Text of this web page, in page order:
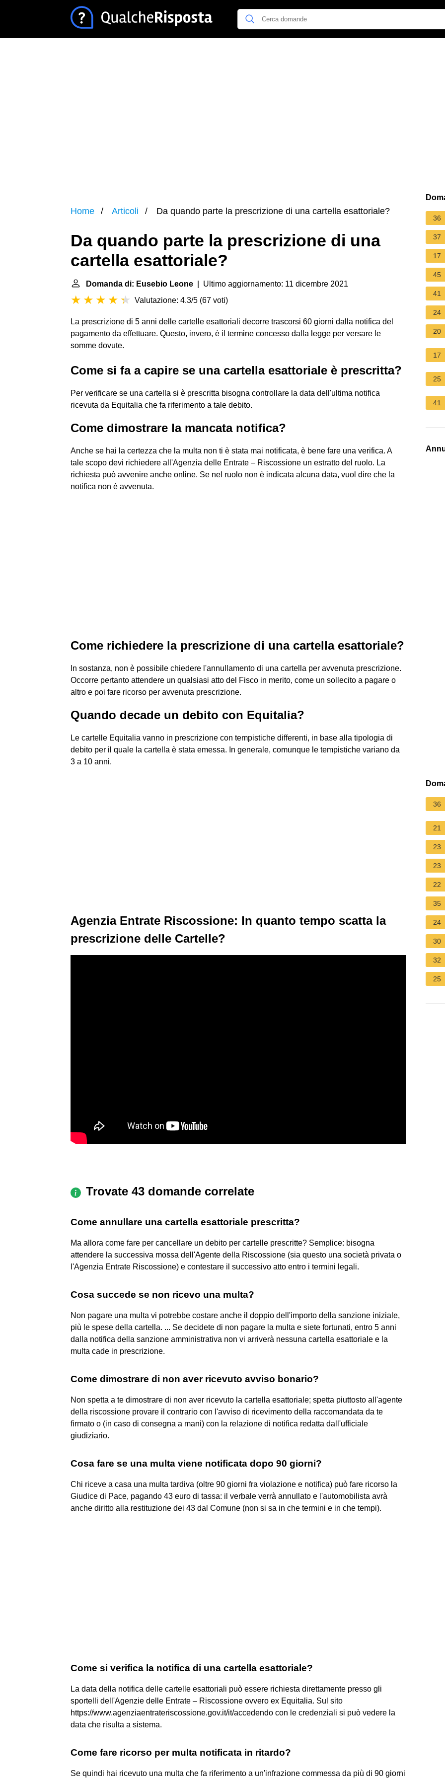
Home Articoli Da quando parte la prescrizione di una cartella esattoriale?
Da quando parte la prescrizione di una
cartella esattoriale?
Domanda di: Eusebio Leone | Ultimo aggiornamento: 11 dicembre 2021
Valutazione: 4.3/5 (67 voti)
La prescrizione di 5 anni delle cartelle esattoriali decorre trascorsi 60 giorni dalla notifica del
pagamento da effettuare. Questo, invero, è il termine concesso dalla legge per versare le
somme dovute.
Come si fa a capire se una cartella esattoriale è prescritta?
Per verificare se una cartella si è prescritta bisogna controllare la data dell'ultima notifica
ricevuta da Equitalia che fa riferimento a tale debito.
Come dimostrare la mancata notifica?
Anche se hai la certezza che la multa non ti è stata mai notificata, è bene fare una verifica. A
tale scopo devi richiedere all'Agenzia delle Entrate – Riscossione un estratto del ruolo. La
richiesta può avvenire anche online. Se nel ruolo non è indicata alcuna data, vuol dire che la
notifica non è avvenuta.
Come richiedere la prescrizione di una cartella esattoriale?
In sostanza, non è possibile chiedere l'annullamento di una cartella per avvenuta prescrizione.
Occorre pertanto attendere un qualsiasi atto del Fisco in merito, come un sollecito a pagare o
altro e poi fare ricorso per avvenuta prescrizione.
Quando decade un debito con Equitalia?
Le cartelle Equitalia vanno in prescrizione con tempistiche differenti, in base alla tipologia di
debito per il quale la cartella è stata emessa. In generale, comunque le tempistiche variano da
3 a 10 anni.
Agenzia Entrate Riscossione: In quanto tempo scatta la
prescrizione delle Cartelle?
Trovate 43 domande correlate
Come annullare una cartella esattoriale prescritta?
Ma allora come fare per cancellare un debito per cartelle prescritte? Semplice: bisogna
attendere la successiva mossa dell'Agente della Riscossione (sia questo una società privata o
l'Agenzia Entrate Riscossione) e contestare il successivo atto entro i termini legali.
Cosa succede se non ricevo una multa?
Non pagare una multa vi potrebbe costare anche il doppio dell'importo della sanzione iniziale,
più le spese della cartella. ... Se decidete di non pagare la multa e siete fortunati, entro 5 anni
dalla notifica della sanzione amministrativa non vi arriverà nessuna cartella esattoriale e la
multa cade in prescrizione.
Come dimostrare di non aver ricevuto avviso bonario?
Non spetta a te dimostrare di non aver ricevuto la cartella esattoriale; spetta piuttosto all'agente
della riscossione provare il contrario con l'avviso di ricevimento della raccomandata da te
firmato o (in caso di consegna a mani) con la relazione di notifica redatta dall'ufficiale
giudiziario.
Cosa fare se una multa viene notificata dopo 90 giorni?
Chi riceve a casa una multa tardiva (oltre 90 giorni fra violazione e notifica) può fare ricorso la
Giudice di Pace, pagando 43 euro di tassa: il verbale verrà annullato e l'automobilista avrà
anche diritto alla restituzione dei 43 dal Comune (non si sa in che termini e in che tempi).
Come si verifica la notifica di una cartella esattoriale?
La data della notifica delle cartelle esattoriali può essere richiesta direttamente presso gli
sportelli dell'Agenzie delle Entrate – Riscossione ovvero ex Equitalia. Sul sito
https://www.agenziaentrateriscossione.gov.it/it/accedendo con le credenziali si può vedere la
data che risulta a sistema.
Come fare ricorso per multa notificata in ritardo?
Se quindi hai ricevuto una multa che fa riferimento a un'infrazione commessa da più di 90 giorni
36
37
17
45
41
24
20
17
25
41
36
21
23
23
22
35
24
30
32
25